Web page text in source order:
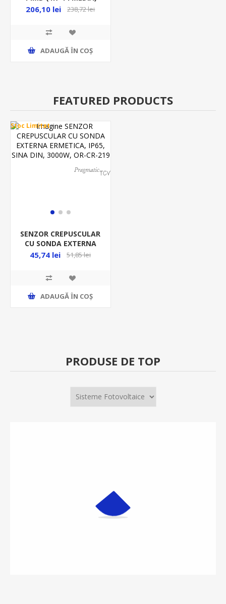
IP40, ALB, ECG14
206,10 lei 238,72 lei
ADAUGĂ ȊN COŞ
FEATURED PRODUCTS
Stoc Limitat
SENZOR CREPUSCULAR
CU SONDA EXTERNA
ERMETICA, IP65, SINA
45,74 lei 51,85 lei
ADAUGĂ ȊN COŞ
PRODUSE DE TOP